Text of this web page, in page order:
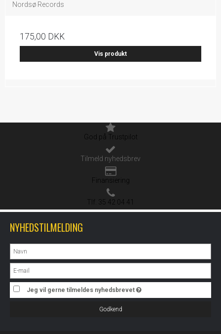
Nordsø Records
175,00 DKK
Vis produkt
God på Trustpilot
Tilmeld nyhedsbrev
Finansiering
Tlf. 35 42 04 41
NYHEDSTILMELDING
Jeg vil gerne tilmeldes nyhedsbrevet
Godkend